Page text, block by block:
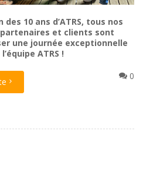
des 10 ans d’ATRS, tous nos
et clients sont
une journée exceptionnelle
ATRS !
0